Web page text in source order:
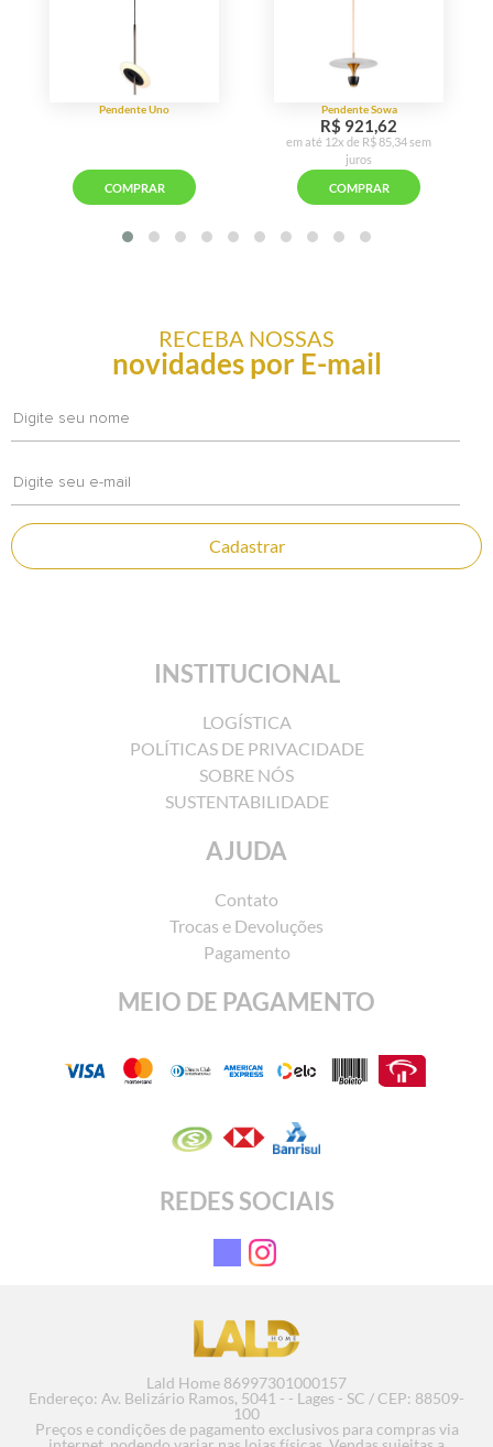
Pendente Uno
RECEBA NOSSAS
novidades por E-mail
Cadastrar
INSTITUCIONAL
LOGÍSTICA
POLÍTICAS DE PRIVACIDADE
SOBRE NÓS
SUSTENTABILIDADE
AJUDA
Contato
Trocas e Devoluções
Pagamento
MEIO DE PAGAMENTO
REDES SOCIAIS
Lald Home 86997301000157
Endereço: Av. Belizário Ramos, 5041 - - Lages - SC / CEP: 88509-
100
Preços e condições de pagamento exclusivos para compras via